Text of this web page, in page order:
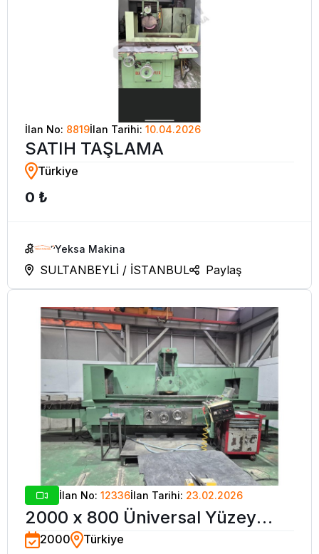
İlan No: 8819İlan Tarihi: 10.04.2026
SATIH TAŞLAMA
Türkiye
0 ₺
Yeksa Makina
SULTANBEYLİ / İSTANBUL Paylaş
İlan No: 12336İlan Tarihi: 23.02.2026
2000 x 800 Üniversal Yüzey
Taşlama Tezgahı-2000
2000 Türkiye